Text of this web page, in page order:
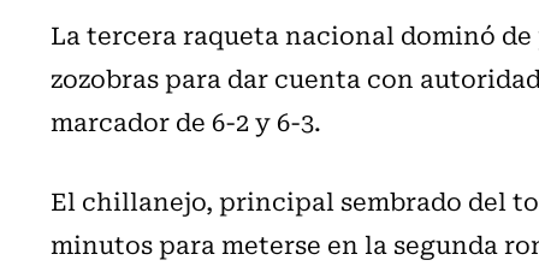
La tercera raqueta nacional dominó
zozobras para dar cuenta con
marcador de 6-2 y 6-3.
El chillanejo, principal sembrado del
minutos para meterse en la segunda